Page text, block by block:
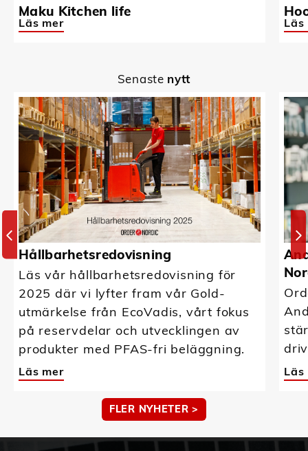
Maku Kitchen life
Läs mer Läs
Senaste nytt
Hållbarhetsredovisning
Läs vår hållbarhetsredovisning för
2025 där vi lyfter fram vår Gold-
utmärkelse från EcoVadis, vårt fokus
på reservdelar och utvecklingen av
produkter med PFAS-fri beläggning.
Läs mer Läs
FLER NYHETER >